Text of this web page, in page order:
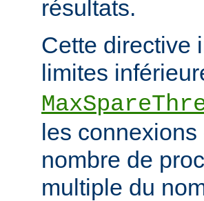
résultats.
Cette directive
limites
les
nombre de
multiple du